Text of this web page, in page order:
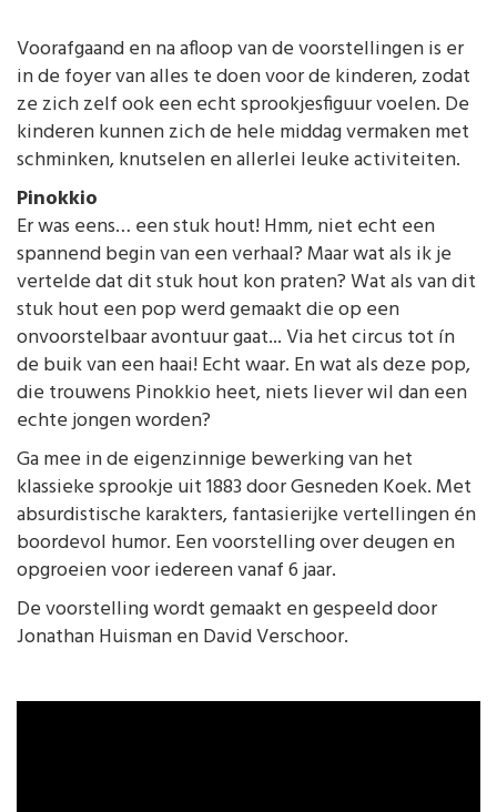
Voorafgaand en na afloop van de voorstellingen is er
in de foyer van alles te doen voor de kinderen, zodat
ze zich zelf ook een echt sprookjesfiguur voelen. De
kinderen kunnen zich de hele middag vermaken met
schminken, knutselen en allerlei leuke activiteiten.
Pinokkio
Er was eens… een stuk hout! Hmm, niet echt een
spannend begin van een verhaal? Maar wat als ik je
vertelde dat dit stuk hout kon praten? Wat als van dit
stuk hout een pop werd gemaakt die op een
onvoorstelbaar avontuur gaat... Via het circus tot ín
de buik van een haai! Echt waar. En wat als deze pop,
die trouwens Pinokkio heet, niets liever wil dan een
echte jongen worden?
Ga mee in de eigenzinnige bewerking van het
klassieke sprookje uit 1883 door Gesneden Koek. Met
absurdistische karakters, fantasierijke vertellingen én
boordevol humor. Een voorstelling over deugen en
opgroeien voor iedereen vanaf 6 jaar.
De voorstelling wordt gemaakt en gespeeld door
Jonathan Huisman en David Verschoor.